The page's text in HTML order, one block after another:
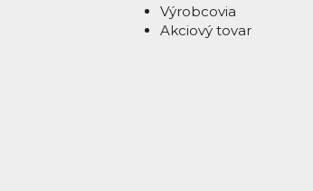
Výrobcovia
Akciový tovar